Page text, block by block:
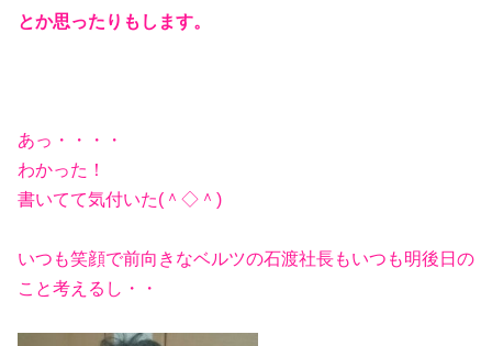
とか思ったりもします。
あっ・・・・
わかった！
書いてて気付いた(＾◇＾)
いつも笑顔で前向きなベルツの石渡社長もいつも明後日の
こと考えるし・・